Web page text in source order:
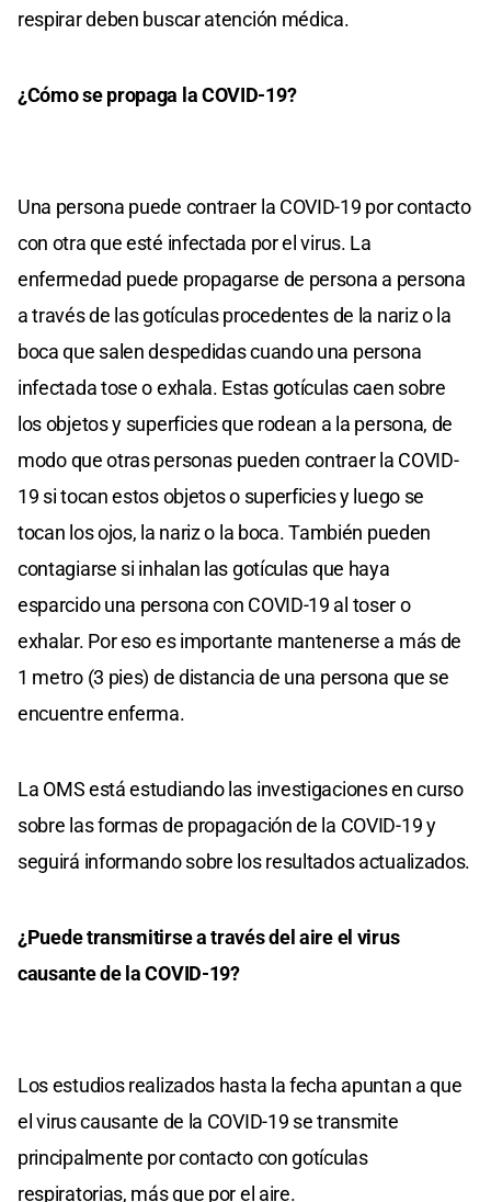
respirar deben buscar atención médica.
¿Cómo se propaga la COVID-19?
Una persona puede contraer la COVID-19 por contacto
con otra que esté infectada por el virus. La
enfermedad puede propagarse de persona a persona
a través de las gotículas procedentes de la nariz o la
boca que salen despedidas cuando una persona
infectada tose o exhala. Estas gotículas caen sobre
los objetos y superficies que rodean a la persona, de
modo que otras personas pueden contraer la COVID-
19 si tocan estos objetos o superficies y luego se
tocan los ojos, la nariz o la boca. También pueden
contagiarse si inhalan las gotículas que haya
esparcido una persona con COVID-19 al toser o
exhalar. Por eso es importante mantenerse a más de
1 metro (3 pies) de distancia de una persona que se
encuentre enferma.
La OMS está estudiando las investigaciones en curso
sobre las formas de propagación de la COVID-19 y
seguirá informando sobre los resultados actualizados.
¿Puede transmitirse a través del aire el virus
causante de la COVID-19?
Los estudios realizados hasta la fecha apuntan a que
el virus causante de la COVID-19 se transmite
principalmente por contacto con gotículas
respiratorias, más que por el aire.